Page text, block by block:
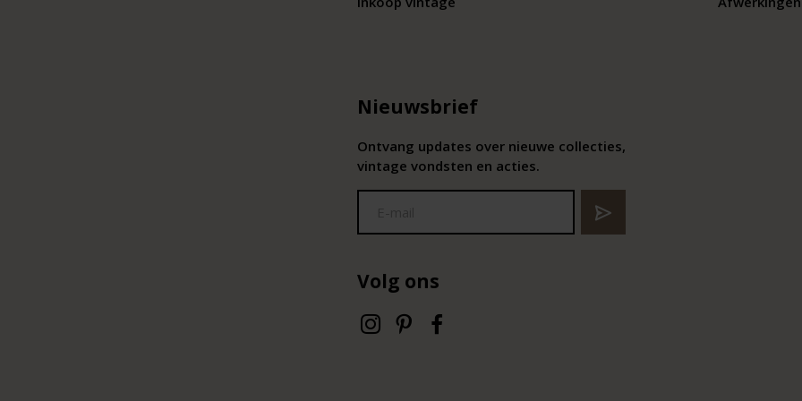
Nieuwsbrief
Ontvang updates over nieuwe collecties,
vintage vondsten en acties.
Volg ons